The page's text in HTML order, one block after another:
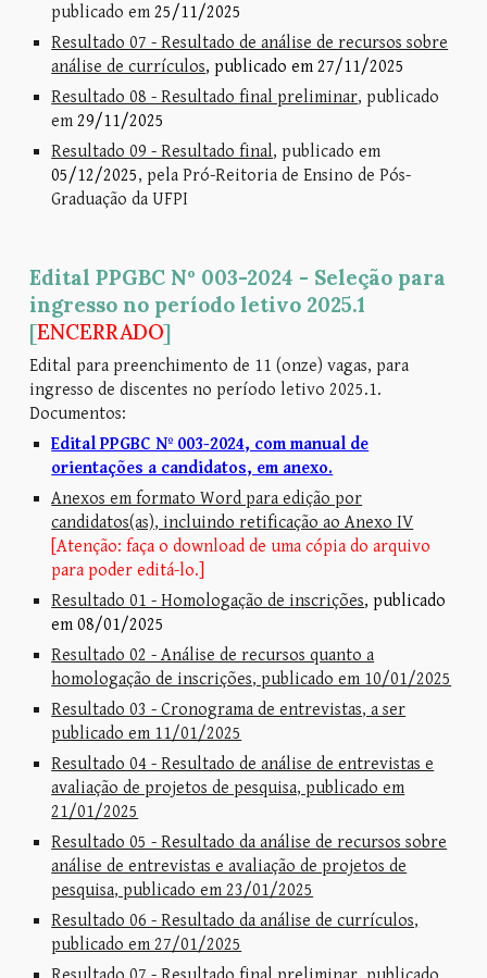
publicado em25/11/2025
Resultado 07 - Resultado de análise de recursos sobre
análise de currículos, publicado em 27/11/2025
Resultado 08 - Resultado final preliminar, publicado
em29/11/2025
Resultado 09 - Resultado final, publicado em
05/12/2025, pela Pró-Reitoria de Ensino de Pós-
Graduação da UFPI
Edital PPGBC Nº 003-2024 - Seleção para
ingresso no período letivo 2025.1
[ENCERRADO]
Edital para preenchimento de 11 (onze) vagas, para
ingresso de discentes no período letivo 2025.1.
Documentos:
Edital PPGBC Nº 003-2024, com manual de
orientações a candidatos, em anexo.
Anexos em formato Word para edição por
candidatos(as), incluindo retificação ao Anexo IV
[Atenção: faça o download de uma cópia do arquivo
para poder editá-lo.]
Resultado 01 - Homologação de inscrições, publicado
em 08/01/2025
Resultado 02 - Análise de recursos quanto a
homologação de inscrições, publicado em 10/01/2025
Resultado 03 - Cronograma de entrevistas, a ser
publicado em 11/01/2025
Resultado 04 - Resultado de análise de entrevistas e
avaliação de projetos de pesquisa, publicado em
21/01/2025
Resultado 05 - Resultado da análise de recursos sobre
análise de entrevistas e avaliação de projetos de
pesquisa, publicado em 23/01/2025
Resultado 06 - Resultado da análise de currículos,
publicado em 27/01/2025